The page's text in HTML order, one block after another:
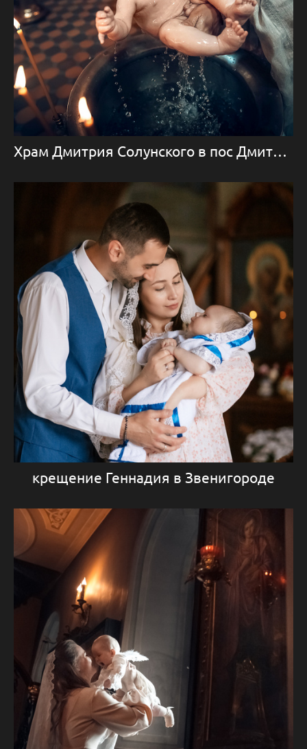
Храм Дмитрия Солунского в пос Дмитровское
крещение Геннадия в Звенигороде